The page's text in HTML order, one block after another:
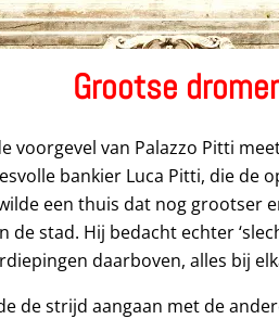
Grootse
voorgevel van Palazzo Pitti
bankier Luca Pitti, die de
een thuis dat nog grootser
de stad. Hij bedacht echter
daarboven, alles bij
de strijd aangaan met de